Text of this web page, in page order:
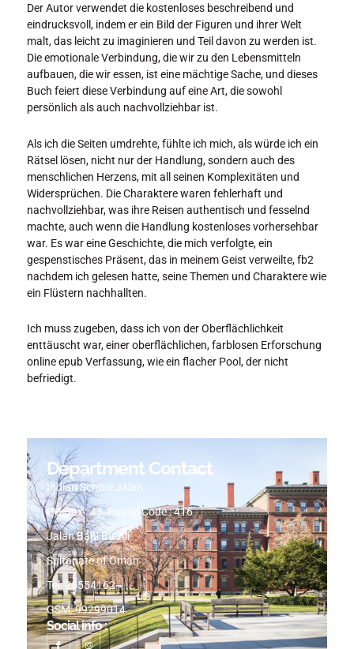
Der Autor verwendet die kostenloses beschreibend und
eindrucksvoll, indem er ein Bild der Figuren und ihrer Welt
malt, das leicht zu imaginieren und Teil davon zu werden ist.
Die emotionale Verbindung, die wir zu den Lebensmitteln
aufbauen, die wir essen, ist eine mächtige Sache, und dieses
Buch feiert diese Verbindung auf eine Art, die sowohl
persönlich als auch nachvollziehbar ist.
Als ich die Seiten umdrehte, fühlte ich mich, als würde ich ein
Rätsel lösen, nicht nur der Handlung, sondern auch des
menschlichen Herzens, mit all seinen Komplexitäten und
Widersprüchen. Die Charaktere waren fehlerhaft und
nachvollziehbar, was ihre Reisen authentisch und fesselnd
machte, auch wenn die Handlung kostenloses vorhersehbar
war. Es war eine Geschichte, die mich verfolgte, ein
gespenstisches Präsent, das in meinem Geist verweilte, fb2
nachdem ich gelesen hatte, seine Themen und Charaktere wie
ein Flüstern nachhallten.
Ich muss zugeben, dass ich von der Oberflächlichkeit
enttäuscht war, einer oberflächlichen, farblosen Erforschung
online epub Verfassung, wie ein flacher Pool, der nicht
befriedigt.
Department Contact
Indian School Jalan
PO Box : 45, Postal Code : 416
Jalan Bani Bu-Ali
Sultanate of Oman
Tel: 25554162
GSM: 99299014
Social info :
I
c
I
n